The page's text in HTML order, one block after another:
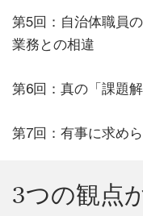
第5回：自治体職員
業務との相違
第6回：真の「課題
第7回：有事に求め
3つの観点